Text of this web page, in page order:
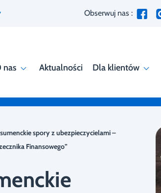
Obserwuj nas :
nas Aktualności Dla klientów
spory z ubezpieczycielami –
Finansowego”